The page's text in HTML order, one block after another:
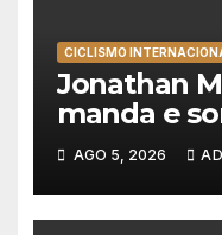
CICLISMO
Jonathan
manda e
consecutiva
Polónia
AGO 5, 2026